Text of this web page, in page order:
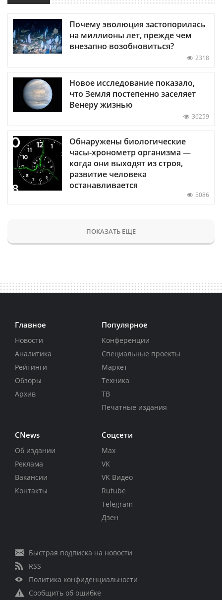
Почему эволюция застопорилась
на миллионы лет, прежде чем
внезапно возобновиться?
2318
Новое исследование показало,
что Земля постепенно заселяет
Венеру жизнью
36259
Обнаружены биологические
часы-хронометр организма —
когда они выходят из строя,
развитие человека
останавливается
5086
ПОКАЗАТЬ ЕЩЕ
Главное
Новости
Аналитика
Рейтинги
Обзоры
Архив
Популярное
Конференции
Специальные проекты
Маркет
Техника
ТВ
Печатные издания
CNews
Об издании
Реклама
Вакансии
Контакты
Соцсети
Max
VK
VK Видео
Rutube
Telegram
Дзен
Быстрая подписка на новости
RSS
Политика конфиденциальности
Сообщить об ошибке